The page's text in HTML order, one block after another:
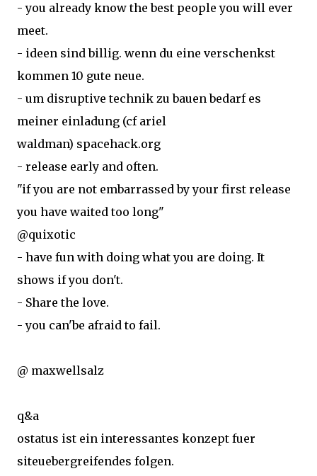
- you already know the best people you will ever
meet.
- ideen sind billig. wenn du eine verschenkst
kommen 10 gute neue.
- um disruptive technik zu bauen bedarf es
meiner einladung (cf ariel
waldman) spacehack.org
- release early and often.
"if you are not embarrassed by your first release
you have waited too long"
@quixotic
- have fun with doing what you are doing. It
shows if you don't.
- Share the love.
- you can'be afraid to fail.
@ maxwellsalz
q&a
ostatus ist ein interessantes konzept fuer
siteuebergreifendes folgen.